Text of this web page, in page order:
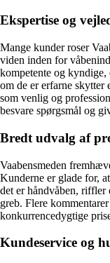
Ekspertise og
Mange kunder roser
viden inden for
kompetente og
om de er erfarne skytter
som venlig og
besvare spørgsmål og
Bredt udvalg af
Vaabensmeden
Kunderne er glade for,
det er håndvåben,
greb. Flere
konkurrencedygtige
Kundeservice og